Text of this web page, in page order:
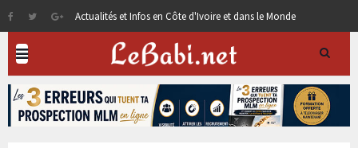
Actualités et Infos en Côte d'Ivoire et dans le Monde